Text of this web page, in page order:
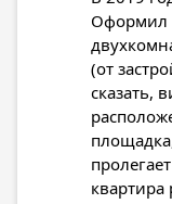
Оформил
(от
сказать,
квартира